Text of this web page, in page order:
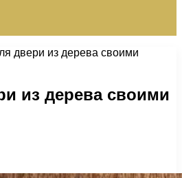
двери из дерева своими
из дерева своими